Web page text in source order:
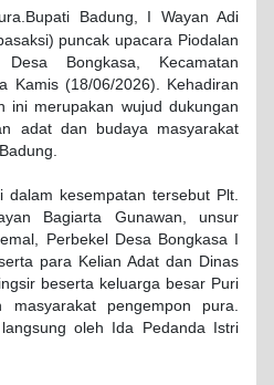
Badung, I Wayan Adi
puncak upacara Piodalan
Bongkasa, Kecamatan
Kamis (18/06/2026). Kehadiran
ini merupakan wujud dukungan
adat dan budaya masyarakat
dalam kesempatan tersebut Plt.
Bagiarta Gunawan, unsur
Perbekel Desa Bongkasa I
para Kelian Adat dan Dinas
beserta keluarga besar Puri
masyarakat pengempon pura.
oleh Ida Pedanda Istri